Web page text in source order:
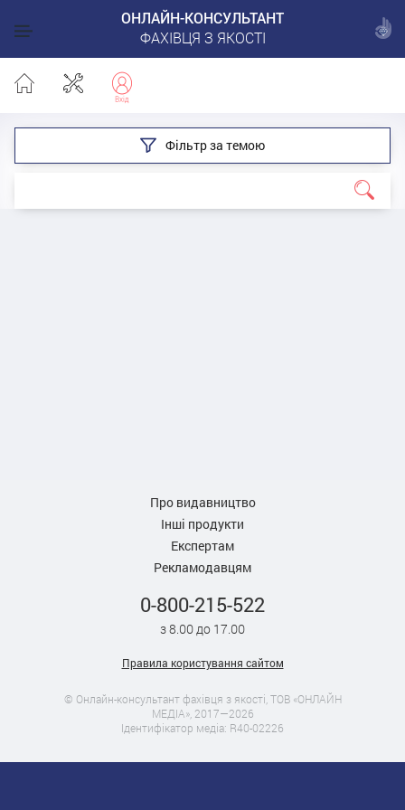
ОНЛАЙН-КОНСУЛЬТАНТ
ФАХІВЦЯ З ЯКОСТІ
Фільтр за темою
Про видавництво
Інші продукти
Експертам
Рекламодавцям
0-800-215-522
з 8.00 до 17.00
Правила користування сайтом
© Онлайн-консультант фахівця з якості, ТОВ «ОНЛАЙН
МЕДІА», 2017—2026
Ідентифікатор медіа: R40-02226